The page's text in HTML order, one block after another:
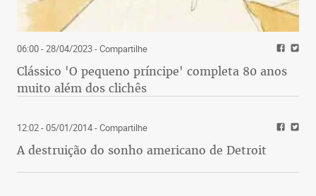
06:00 - 28/04/2023- Compartilhe
Clássico 'O pequeno príncipe' completa 80 anos
muito além dos clichês
12:02 - 05/01/2014- Compartilhe
A destruição do sonho americano de Detroit